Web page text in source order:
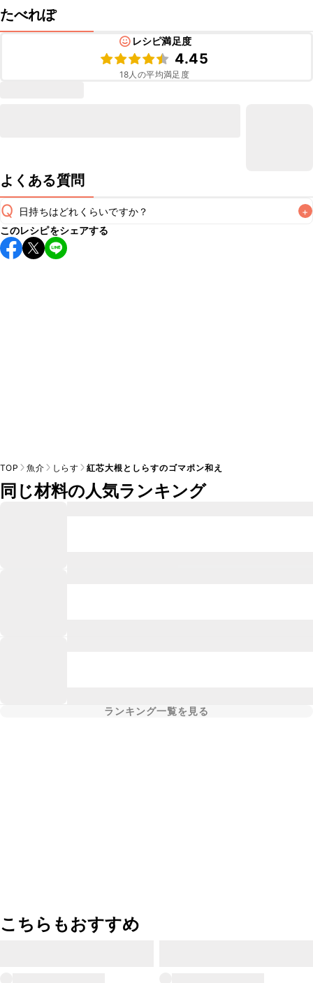
たべれぽ
レシピ満足度
4.45
18人の平均満足度
よくある質問
Q 日持ちはどれくらいですか？ +
保存期間は冷蔵で当日中が目安です。なるべくお早めにお召
し上がりください。
このレシピをシェアする
TOP 魚介 しらす 紅芯大根としらすのゴマポン和え
同じ材料の人気ランキング
ランキング一覧を見る
こちらもおすすめ